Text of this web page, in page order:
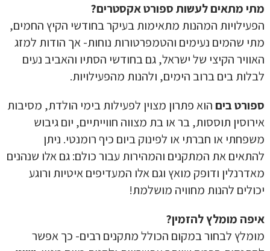
מתי מתאים לעשות ספורט אקסטרים?
הפעילויות המהנות מתאימות בעיקר בחודשי הקיץ החמים,
מתי שהמים נעימים והטמפרטורות נוחות- אך הודות למזג
האוויר הקיצי של ישראל, גם בחודשי הסתיו והאביב נעים
לבלות בים ברוב הימים, ולהנות מהפעילויות.
ספורט ביםהוא פתרון מצוין לפעילות בימי הולדת, מסיבות
אירוסין תוססות, בר או בת מצווה חווייתיים, יום גיבוש
משפחתי או חברתי או לפינוק ביום כיף רומנטי. ניתן
להתאים את המתקנים והמהירות עבור כולם: גם אלו שנהנים
מאדרנלין ודופק מואץ וגם אלו המעדיפים איטיות ורוגע
יכולים להנות מחוויה מושלמת!
איפה מומלץ להזמין?
מומלץ לבחור במקום הכולל מתקנים רבים- כך אפשר